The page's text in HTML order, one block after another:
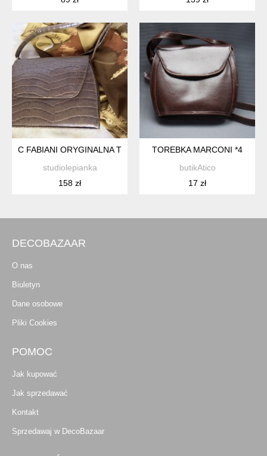
C FABIANI ORYGINALNA TOREBKA REGULOWANY PASEK
studiolepianka
158 zł
TOREBKA MARCONI *4
butikAtico
17 zł
DECOBAZAAR
O nas
Biuletyn
Dane osobowe
Pliki Cookies
POMOC
Jak kupować
Jak sprzedawać
Kontakt
Sprzedawaj w DecoBazaar